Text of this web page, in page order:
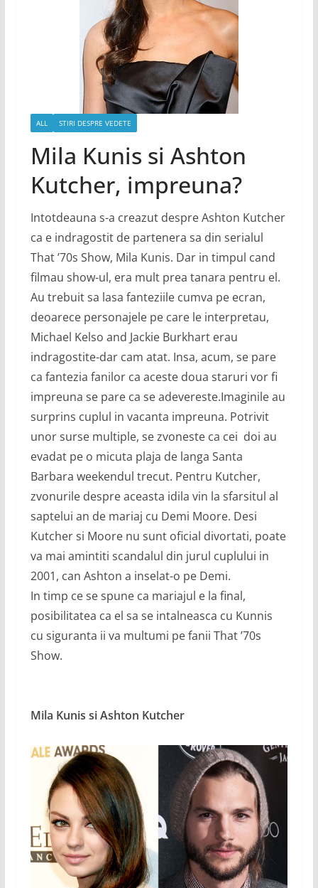
ALL STIRI DESPRE VEDETE
Mila Kunis si Ashton
Kutcher, impreuna?
Intotdeauna s-a creazut despre Ashton Kutcher
ca e indragostit de partenera sa din serialul
That ’70s Show, Mila Kunis. Dar in timpul cand
filmau show-ul, era mult prea tanara pentru el.
Au trebuit sa lasa fanteziile cumva pe ecran,
deoarece personajele pe care le interpretau,
Michael Kelso and Jackie Burkhart erau
indragostite-dar cam atat. Insa, acum, se pare
ca fantezia fanilor ca aceste doua staruri vor fi
impreuna se pare ca se adevereste.Imaginile au
surprins cuplul in vacanta impreuna. Potrivit
unor surse multiple, se zvoneste ca cei doi au
evadat pe o micuta plaja de langa Santa
Barbara weekendul trecut. Pentru Kutcher,
zvonurile despre aceasta idila vin la sfarsitul al
saptelui an de mariaj cu Demi Moore. Desi
Kutcher si Moore nu sunt oficial divortati, poate
va mai amintiti scandalul din jurul cuplului in
2001, can Ashton a inselat-o pe Demi.
In timp ce se spune ca mariajul e la final,
posibilitatea ca el sa se intalneasca cu Kunnis
cu siguranta ii va multumi pe fanii That ’70s
Show.
Mila Kunis si Ashton Kutcher